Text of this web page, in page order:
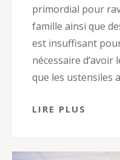
primordial pour
famille ainsi que
est insuffisant
nécessaire
que les ustensiles
LIRE PLUS